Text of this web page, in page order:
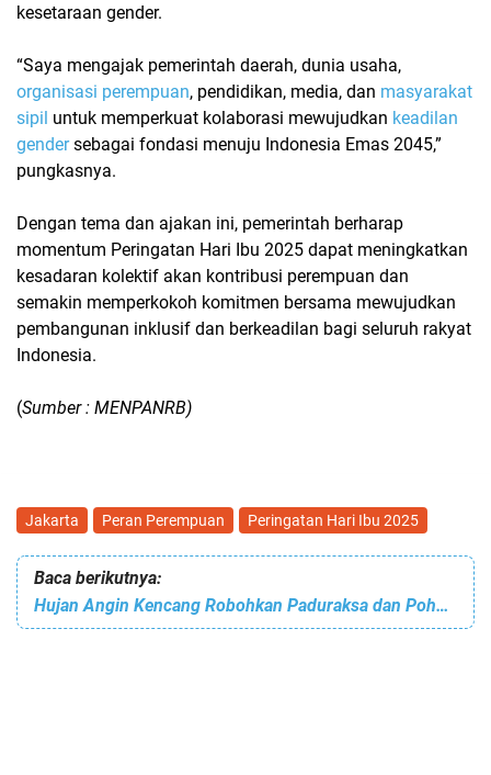
kesetaraan gender.
“Saya mengajak pemerintah daerah, dunia usaha,
organisasi perempuan, pendidikan, media, dan masyarakat
sipil untuk memperkuat kolaborasi mewujudkan keadilan
gendersebagai fondasi menuju Indonesia Emas 2045,”
pungkasnya.
Dengan tema dan ajakan ini, pemerintah berharap
momentum Peringatan Hari Ibu 2025 dapat meningkatkan
kesadaran kolektif akan kontribusi perempuan dan
semakin memperkokoh komitmen bersama mewujudkan
pembangunan inklusif dan berkeadilan bagi seluruh rakyat
Indonesia.
(Sumber : MENPANRB)
Jakarta Peran Perempuan Peringatan Hari Ibu 2025
Baca berikutnya:
Hujan Angin Kencang Robohkan Paduraksa dan Pohon di Area Pemkab Lamongan